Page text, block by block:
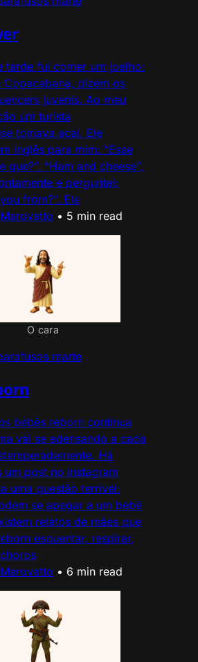
tarde fui comer um joelho:
Copacabana, dizem os
juvenis. Ao meu
um turista
tomava açaí. Ele
inglês para mim: “Esse
que?”. “Ham and cheese”,
e perguntei:
from?”. Ele
• 5 min read
O cara
marte
bebês reborn continua
vai se adensando a cada
Há
um post no Instagram
uma questão terrível:
se apegar a um bebê
relatos de mães que
esquentar, respirar,
• 6 min read